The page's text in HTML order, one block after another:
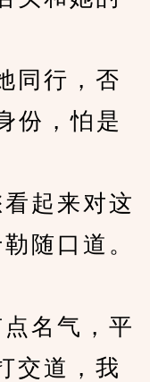
行，否
份，怕是
起来对这
随口道。
名气，平
交道，我